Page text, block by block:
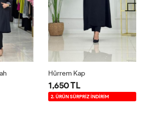
Hürrem Kap
1,650 TL
2. ÜRÜN SÜRPRİZ İNDİRİM